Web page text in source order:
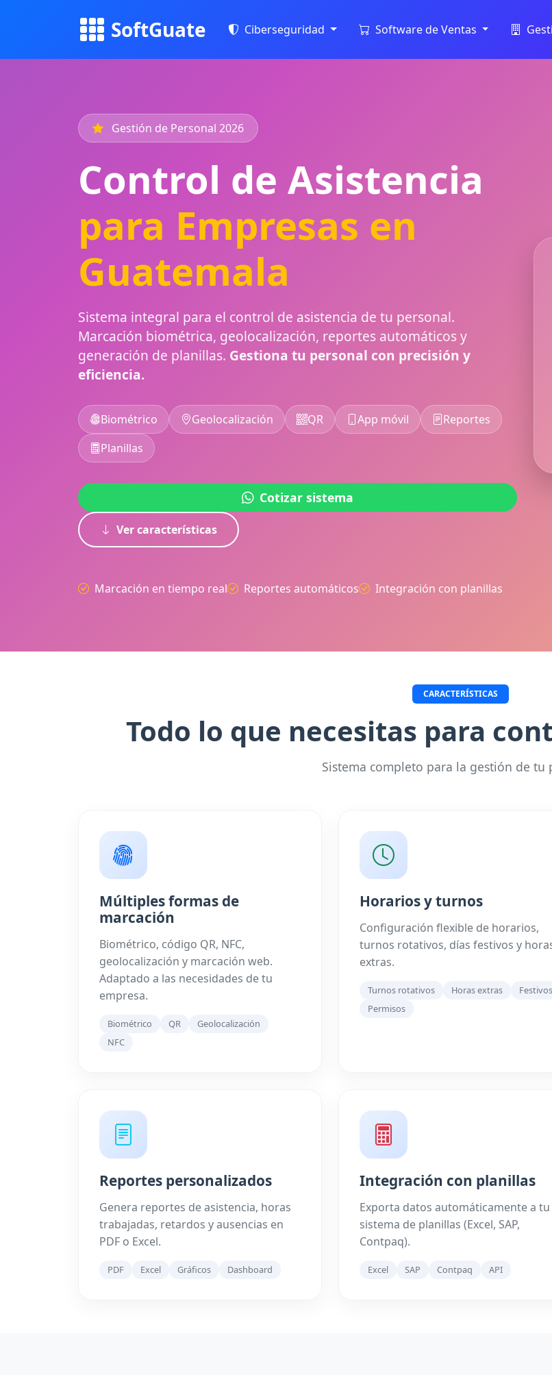
SoftGuate Ciberseguridad Software de Ventas
Gestión de Personal 2026
Control de Asistencia
para Empresas en
Guatemala
Sistema integral para el control de asistencia de tu personal.
Marcación biométrica, geolocalización, reportes automáticos y
generación de planillas. Gestiona tu personal con precisión y
eficiencia.
Biométrico Geolocalización QR App móvil
Reportes
Planillas
Cotizar sistema
Ver características
Marcación en tiempo real Reportes automáticos Integración con planillas
CARACTERÍSTICAS
Todo lo que necesitas para
Sistema completo para la gestión de tu
Múltiples formas de
marcación
Biométrico, código QR, NFC,
geolocalización y marcación web.
Adaptado a las necesidades de tu
empresa.
Biométrico QR
Geolocalización
NFC
Horarios y turnos
Configuración flexible de horarios,
turnos rotativos, días festivos y
extras.
Turnos rotativos Horas extras
Festivos
Permisos
Reportes personalizados
Genera reportes de asistencia, horas
trabajadas, retardos y ausencias en
PDF o Excel.
PDF Excel Gráficos Dashboard
Integración con planillas
Exporta datos automáticamente a tu
sistema de planillas (Excel, SAP,
Contpaq).
Excel SAP Contpaq API